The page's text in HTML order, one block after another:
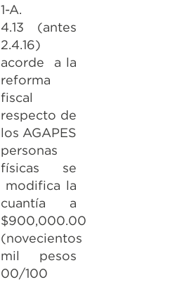
1-A.
4.13 (antes
2.4.16)
acorde a la
reforma
fiscal
respecto de
los AGAPES
personas
físicas se
modifica la
cuantía a
$900,000.00
(novecientos
mil pesos
00/100